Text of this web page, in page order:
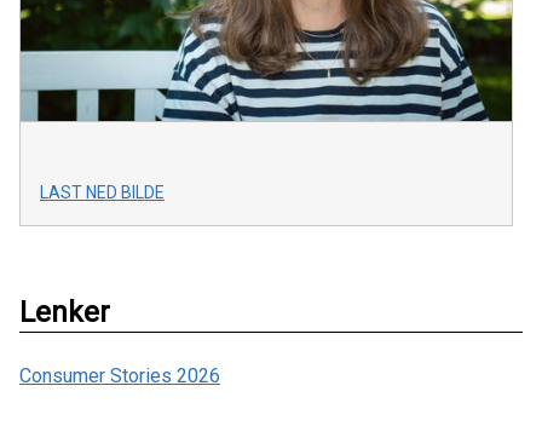
LAST NED BILDE
Lenker
Consumer Stories 2026